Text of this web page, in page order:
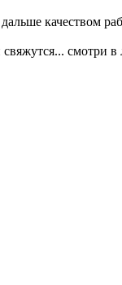
качеством
смотри в